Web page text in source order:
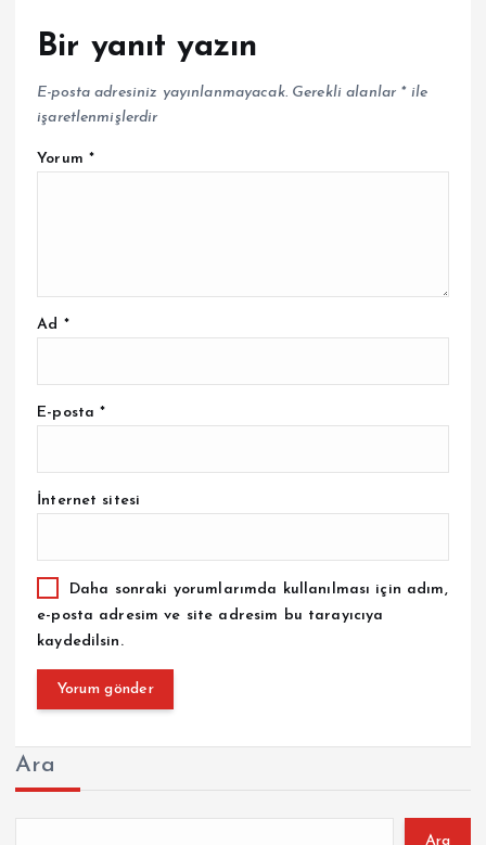
Bir yanıt yazın
E-posta adresiniz yayınlanmayacak. Gerekli alanlar *ile
işaretlenmişlerdir
Yorum *
Ad *
E-posta*
İnternet sitesi
Daha sonraki yorumlarımda kullanılması için adım,
e-posta adresim ve site adresim bu tarayıcıya
kaydedilsin.
Ara
Ara